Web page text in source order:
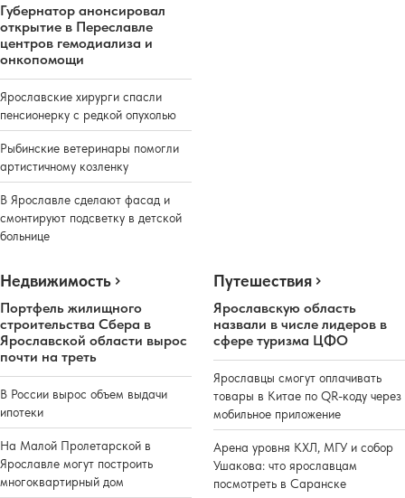
Губернатор анонсировал
открытие в Переславле
центров гемодиализа и
онкопомощи
Ярославские хирурги спасли
пенсионерку с редкой опухолью
Рыбинские ветеринары помогли
артистичному козленку
В Ярославле сделают фасад и
смонтируют подсветку в детской
больнице
Недвижимость
Портфель жилищного
строительства Сбера в
Ярославской области вырос
почти на треть
В России вырос объем выдачи
ипотеки
На Малой Пролетарской в
Ярославле могут построить
многоквартирный дом
Путешествия
Ярославскую область
назвали в числе лидеров в
сфере туризма ЦФО
Ярославцы смогут оплачивать
товары в Китае по QR-коду через
мобильное приложение
Арена уровня КХЛ, МГУ и собор
Ушакова: что ярославцам
посмотреть в Саранске